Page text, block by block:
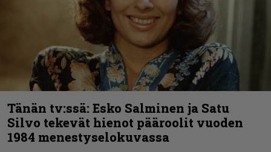
Tänän tv:ssä: Esko Salminen ja Satu
Silvo tekevät hienot pääroolit vuoden
1984 menestyselokuvassa